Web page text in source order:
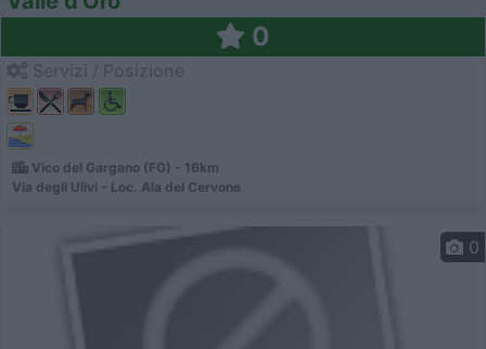
0
Vico del Gargano (FG) - 16km
Via degli Ulivi - Loc. Ala del Cervone
0